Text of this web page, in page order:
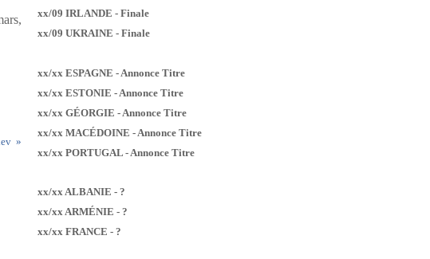
xx/09 IRLANDE - Finale
xx/09 UKRAINE - Finale
xx/xx ESPAGNE - Annonce Titre
xx/xx ESTONIE - Annonce Titre
xx/xx GÉORGIE - Annonce Titre
xx/xx MACÉDOINE - Annonce Titre
xx/xx PORTUGAL - Annonce Titre
xx/xx ALBANIE - ?
xx/xx ARMÉNIE - ?
xx/xx FRANCE - ?